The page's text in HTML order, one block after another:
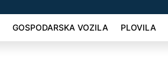
GOSPODARSKA VOZILA PLOVILA